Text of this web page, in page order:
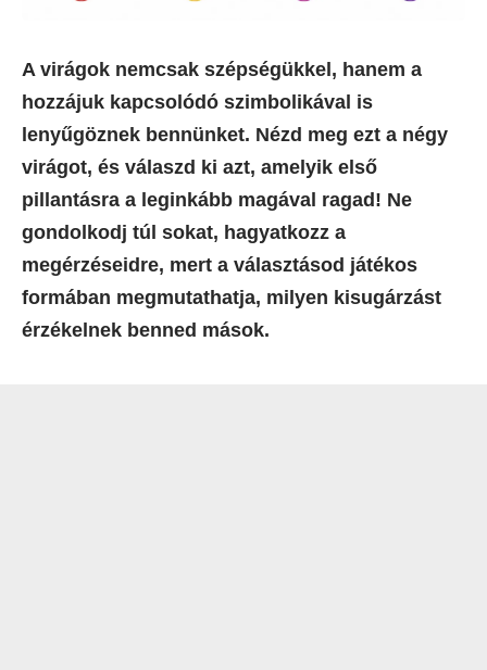
A virágok nemcsak szépségükkel, hanem a
hozzájuk kapcsolódó szimbolikával is
lenyűgöznek bennünket. Nézd meg ezt a négy
virágot, és válaszd ki azt, amelyik első
pillantásra a leginkább magával ragad! Ne
gondolkodj túl sokat, hagyatkozz a
megérzéseidre, mert a választásod játékos
formában megmutathatja, milyen kisugárzást
érzékelnek benned mások.